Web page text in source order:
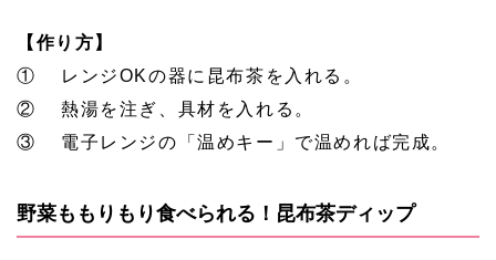
【作り方】
① レンジOKの器に昆布茶を入れる。
② 熱湯を注ぎ、具材を入れる。
③ 電子レンジの「温めキー」で温めれば完成。
野菜ももりもり食べられる！昆布茶ディップ